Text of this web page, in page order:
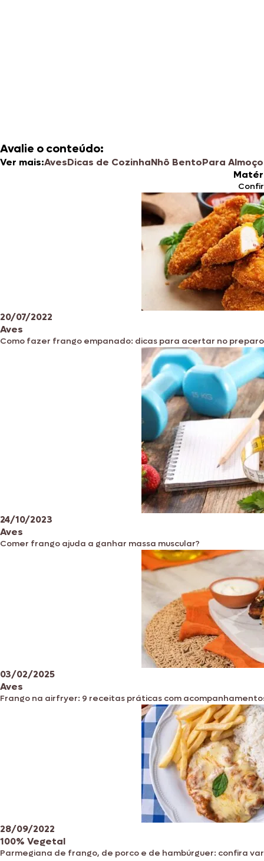
Avalie o conteúdo:
Ver mais:AvesDicas de CozinhaNhô BentoPara
20/07/2022
Aves
Como fazer frango empanado: dicas para acertar no preparo
24/10/2023
Aves
Comer frango ajuda a ganhar massa muscular?
03/02/2025
Aves
Frango na airfryer: 9 receitas práticas com
28/09/2022
100% Vegetal
Parmegiana de frango, de porco e de hambúrguer: confira